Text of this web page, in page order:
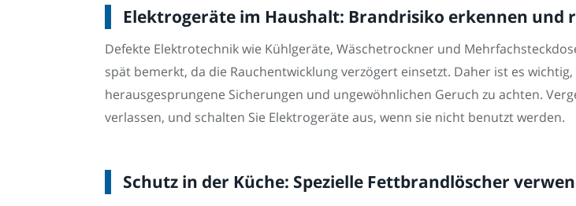
Elektrogeräte im Haushalt: Brandrisiko erkennen und
Defekte Elektrotechnik wie Kühlgeräte, Wäschetrockner und
spät bemerkt, da die Rauchentwicklung verzögert einsetzt. Daher ist es
herausgesprungene Sicherungen und ungewöhnlichen Geruch zu achten.
verlassen, und schalten Sie Elektrogeräte aus, wenn sie nicht benutzt werden.
Schutz in der Küche: Spezielle Fettbrandlöscher